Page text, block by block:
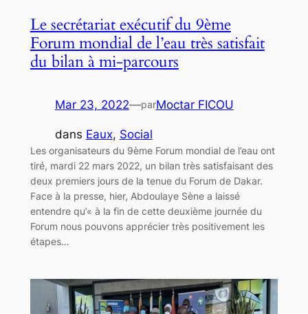
Le secrétariat exécutif du 9ème
Forum mondial de l’eau très satisfait
du bilan à mi-parcours
Mar 23, 2022—parMoctar FICOU
dans Eaux, Social
Les organisateurs du 9ème Forum mondial de l’eau ont
tiré, mardi 22 mars 2022, un bilan très satisfaisant des
deux premiers jours de la tenue du Forum de Dakar.
Face à la presse, hier, Abdoulaye Sène a laissé
entendre qu’« à la fin de cette deuxième journée du
Forum nous pouvons apprécier très positivement les
étapes…